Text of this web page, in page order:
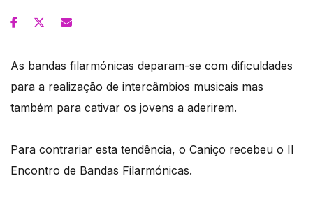
As bandas filarmónicas deparam-se com dificuldades
para a realização de intercâmbios musicais mas
também para cativar os jovens a aderirem.
Para contrariar esta tendência, o Caniço recebeu o II
Encontro de Bandas Filarmónicas.